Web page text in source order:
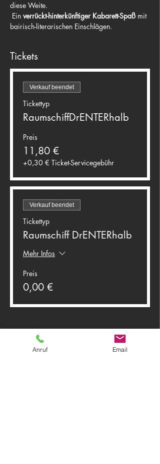
diese Weite.
Ein verrückt-hinterkünftiger Kabarett-Spaß mit
bairisch-literarischen Einschlägen.
Tickets
Verkauf beendet
Tickettyp
RaumschiffDrENTERhalb
Preis
11,80 €
+0,30 € Ticket-Servicegebühr
Verkauf beendet
Tickettyp
Raumschiff DrENTERhalb
Mehr Infos
Preis
0,00 €
Anruf Email